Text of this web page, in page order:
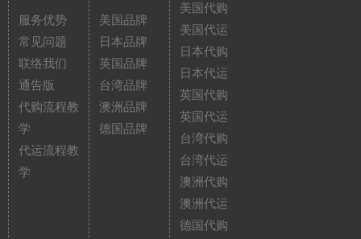
服务优势
常见问题
联络我们
通告版
代购流程教
学
代运流程教
学
美国品牌
日本品牌
英国品牌
台湾品牌
澳洲品牌
德国品牌
美国代购
美国代运
日本代购
日本代运
英国代购
英国代运
台湾代购
台湾代运
澳洲代购
澳洲代运
德国代购